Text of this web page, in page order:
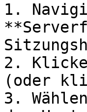
1.
2.
(oder
3.